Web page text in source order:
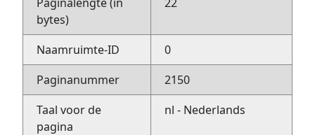
bytes)
Naamruimte-ID
0
Paginanummer
2150
Taal voor de
pagina
nl - Nederlands